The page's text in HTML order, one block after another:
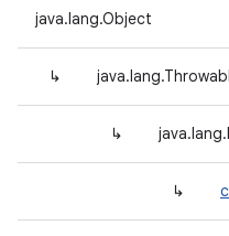
java.lang.Object
↳
↳
↳